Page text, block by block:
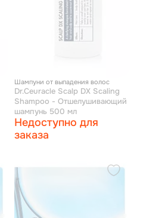
Шампуни от выпадения волос
Dr.Ceuracle Scalp DX Scaling
Shampoo - Отшелушивающий
шампунь 500 мл
Недоступно для
заказа